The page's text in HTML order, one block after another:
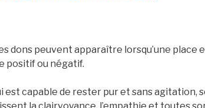
dons peuvent apparaître lorsqu’une place
positif ou négatif.
est capable de rester pur et sans agitation,